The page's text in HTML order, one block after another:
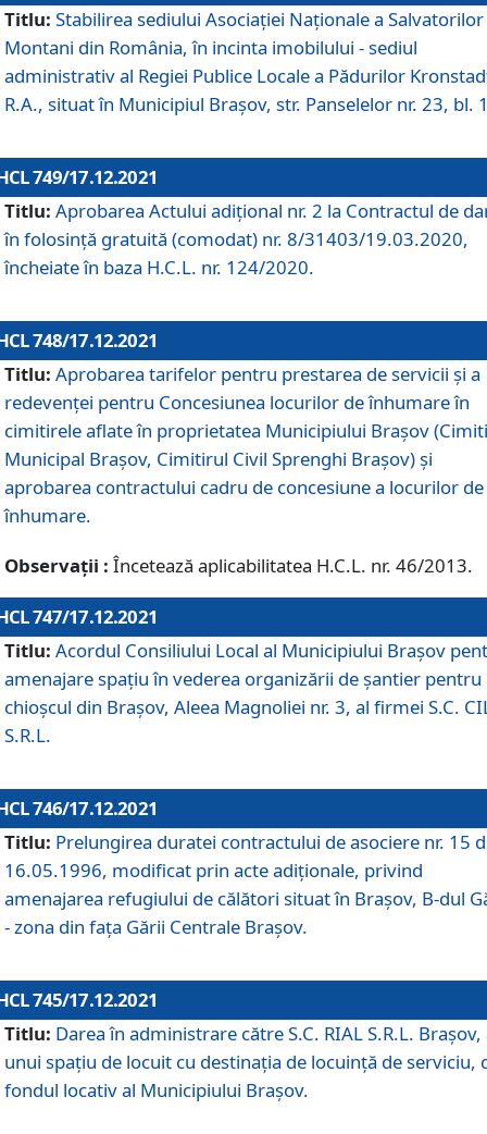
Titlu: Stabilirea sediului Asociației Naționale a Salvatorilor
Montani din România, în incinta imobilului - sediul
administrativ al Regiei Publice Locale a Pădurilor
R.A., situat în Municipiul Braşov, str. Panselelor nr. 23, bl.
749/17.12.2021
Titlu: Aprobarea Actului adițional nr. 2 la Contractul de
în folosință gratuită (comodat) nr. 8/31403/19.03.2020,
încheiate în baza H.C.L. nr. 124/2020.
748/17.12.2021
Titlu: Aprobarea tarifelor pentru prestarea de servicii şi a
redevenţei pentru Concesiunea locurilor de înhumare în
cimitirele aflate în proprietatea Municipiului Braşov
Municipal Braşov, Cimitirul Civil Sprenghi Braşov) şi
aprobarea contractului cadru de concesiune a locurilor de
înhumare.
Observații : Încetează aplicabilitatea H.C.L. nr. 46/2013.
747/17.12.2021
Titlu: Acordul Consiliului Local al Municipiului Braşov
amenajare spațiu în vederea organizării de șantier pentru
chioșcul din Brașov, Aleea Magnoliei nr. 3, al firmei S.C.
S.R.L.
746/17.12.2021
Titlu: Prelungirea duratei contractului de asociere nr. 15
16.05.1996, modificat prin acte adiționale, privind
amenajarea refugiului de călători situat în Brașov, B-dul
- zona din faţa Gării Centrale Brașov.
745/17.12.2021
Titlu: Darea în administrare către S.C. RIAL S.R.L. Brașov,
unui spațiu de locuit cu destinația de locuință de serviciu,
fondul locativ al Municipiului Brașov.